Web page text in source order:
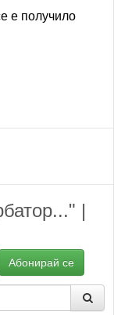
е получило
|
Абонирай се